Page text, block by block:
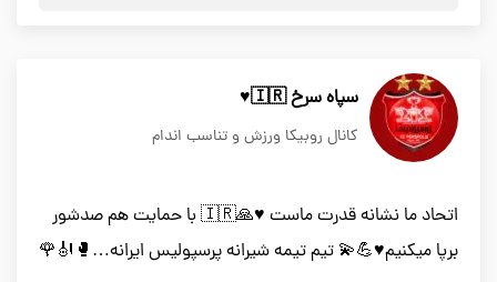
سپاه سرخ 🇮🇷♥️
کانال روبیکا ورزش و تناسب اندام
اتحاد ما نشانه قدرت ماست ♥️🙏🇮🇷 با حمایت هم صدشور
برپا میکنیم♥️💪💫 تیم تیمه شیرانه پرسپولیس ایرانه…🥊🎻🌹